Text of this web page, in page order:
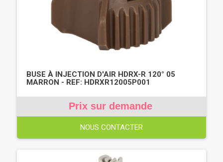
BUSE À INJECTION D'AIR HDRX-R 120° 05
MARRON - REF: HDRXR12005P001
Prix sur demande
NOUS CONTACTER